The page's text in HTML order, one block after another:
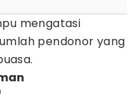
mengatasi
pendonor yang